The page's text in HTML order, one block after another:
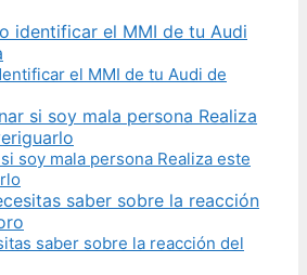
el MMI de tu Audi de
soy mala persona Realiza este
saber sobre la reacción del